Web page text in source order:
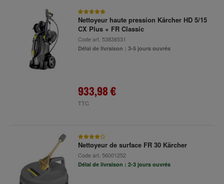
Nettoyeur haute pression Kärcher HD 5/15
CX Plus + FR Classic
Code art. 53838531
Délai de livraison : 3-5 jours ouvrés
933,98 €
TTC
Nettoyeur de surface FR 30 Kärcher
Code art. 56001252
Délai de livraison : 2-3 jours ouvrés